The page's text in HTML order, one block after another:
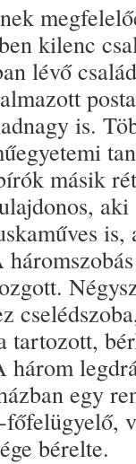
kilenc
lévő
is.
másik
tartozott,
egy
bérelte.